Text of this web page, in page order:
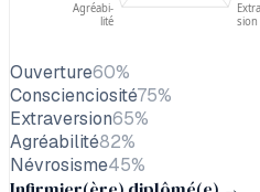
sion
Agréabi-
lité
Ouverture60%
Conscienciosité75%
Extraversion65%
Agréabilité82%
Névrosisme45%